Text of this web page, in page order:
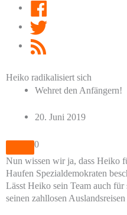
Heiko radikalisiert sich
Wehret den Anfängern!
20. Juni 2019
0
Nun wissen wir ja, dass Heiko
Haufen Spezialdemokraten
Lässt Heiko sein Team auch
seinen zahllosen